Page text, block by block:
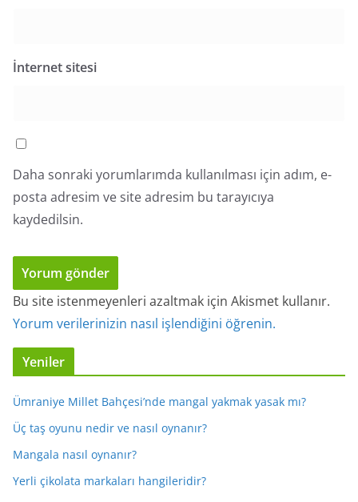
İnternet sitesi
Daha sonraki yorumlarımda kullanılması için adım, e-
posta adresim ve site adresim bu tarayıcıya
kaydedilsin.
Bu site istenmeyenleri azaltmak için Akismet kullanır.
Yorum verilerinizin nasıl işlendiğini öğrenin.
Yeniler
Ümraniye Millet Bahçesi’nde mangal yakmak yasak mı?
Üç taş oyunu nedir ve nasıl oynanır?
Mangala nasıl oynanır?
Yerli çikolata markaları hangileridir?